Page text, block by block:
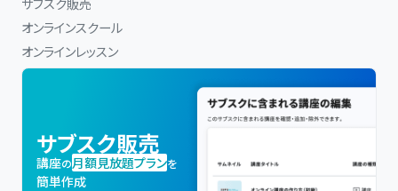
オンラインスクール
オンラインレッスン
サブスク販売
講座の月額見放題プランを
簡単作成